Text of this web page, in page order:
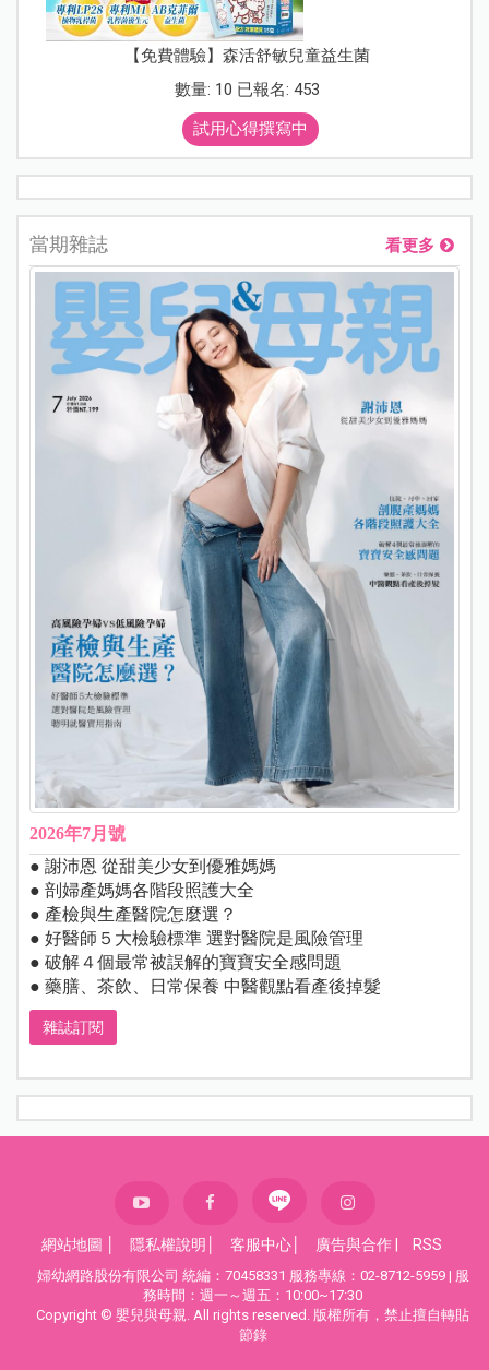
【免費體驗】森活舒敏兒童益生菌
數量: 10 已報名: 453
試用心得撰寫中
當期雜誌 看更多
2026年7月號
● 謝沛恩 從甜美少女到優雅媽媽
● 剖婦產媽媽各階段照護大全
● 產檢與生產醫院怎麼選？
● 好醫師５大檢驗標準 選對醫院是風險管理
● 破解４個最常被誤解的寶寶安全感問題
● 藥膳、茶飲、日常保養 中醫觀點看產後掉髮
雜誌訂閱
網站地圖 隱私權說明 客服中心 廣告與合作 RSS
婦幼網路股份有限公司 統編：70458331 服務專線：02-8712-5959 | 服
務時間：週一～週五：10:00~17:30
Copyright © 嬰兒與母親. All rights reserved. 版權所有，禁止擅自轉貼
節錄